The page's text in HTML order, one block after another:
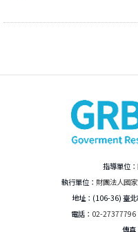
指導單位：
執行單位： 財團法人國
地址：(106-36) 臺
電話： 02-27377796
傳